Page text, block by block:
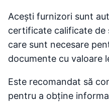
Acești furnizori sunt
certificate calificate de
care sunt necesare
documente cu valoare
Este recomandat să
pentru a obține